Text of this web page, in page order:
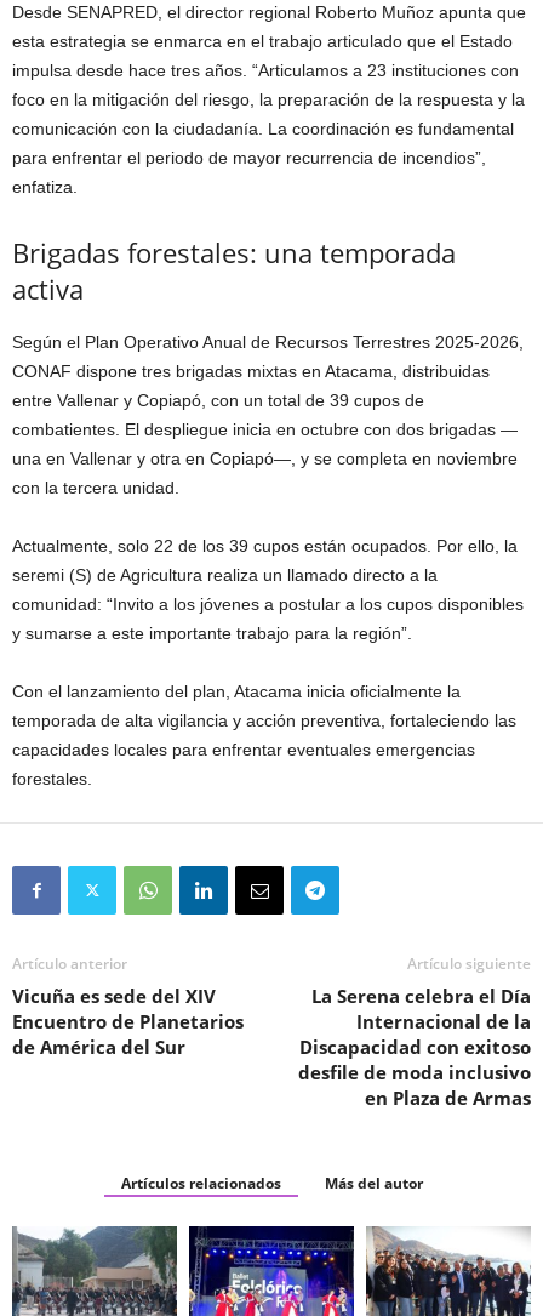
Desde SENAPRED, el director regional Roberto Muñoz apunta que
esta estrategia se enmarca en el trabajo articulado que el Estado
impulsa desde hace tres años. “Articulamos a 23 instituciones con
foco en la mitigación del riesgo, la preparación de la respuesta y la
comunicación con la ciudadanía. La coordinación es fundamental
para enfrentar el periodo de mayor recurrencia de incendios”,
enfatiza.
Brigadas forestales: una temporada
activa
Según el Plan Operativo Anual de Recursos Terrestres 2025-2026,
CONAF dispone tres brigadas mixtas en Atacama, distribuidas
entre Vallenar y Copiapó, con un total de 39 cupos de
combatientes. El despliegue inicia en octubre con dos brigadas —
una en Vallenar y otra en Copiapó—, y se completa en noviembre
con la tercera unidad.
Actualmente, solo 22 de los 39 cupos están ocupados. Por ello, la
seremi (S) de Agricultura realiza un llamado directo a la
comunidad: “Invito a los jóvenes a postular a los cupos disponibles
y sumarse a este importante trabajo para la región”.
Con el lanzamiento del plan, Atacama inicia oficialmente la
temporada de alta vigilancia y acción preventiva, fortaleciendo las
capacidades locales para enfrentar eventuales emergencias
forestales.
Artículo anterior
Vicuña es sede del XIV
Encuentro de Planetarios
de América del Sur
Artículo siguiente
La Serena celebra el Día
Internacional de la
Discapacidad con exitoso
desfile de moda inclusivo
en Plaza de Armas
Artículos relacionados Más del autor